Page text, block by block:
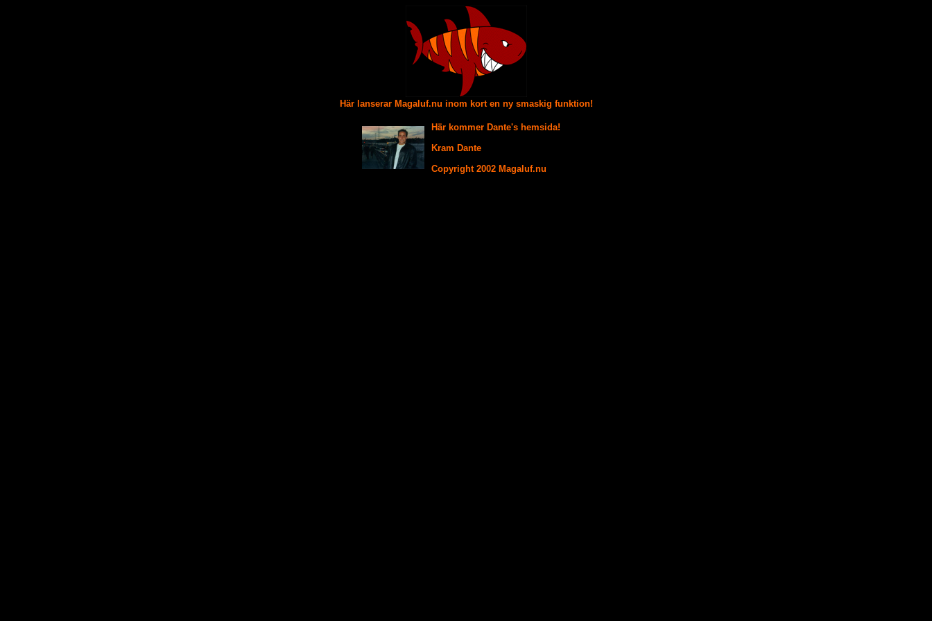
Här lanserar Magaluf.nu inom kort en ny smaskig funktion!
Här kommer Dante's hemsida!
Kram Dante
Copyright 2002 Magaluf.nu